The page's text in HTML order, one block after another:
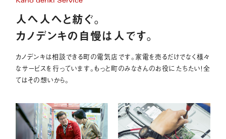
人へ人へと紡ぐ。
カノデンキの自慢は人です。
カノデンキは相談できる町の電気店です。家電を売るだけでなく様々
なサービスを行っています。もっと町のみなさんのお役にたちたい！全
てはその想いから。